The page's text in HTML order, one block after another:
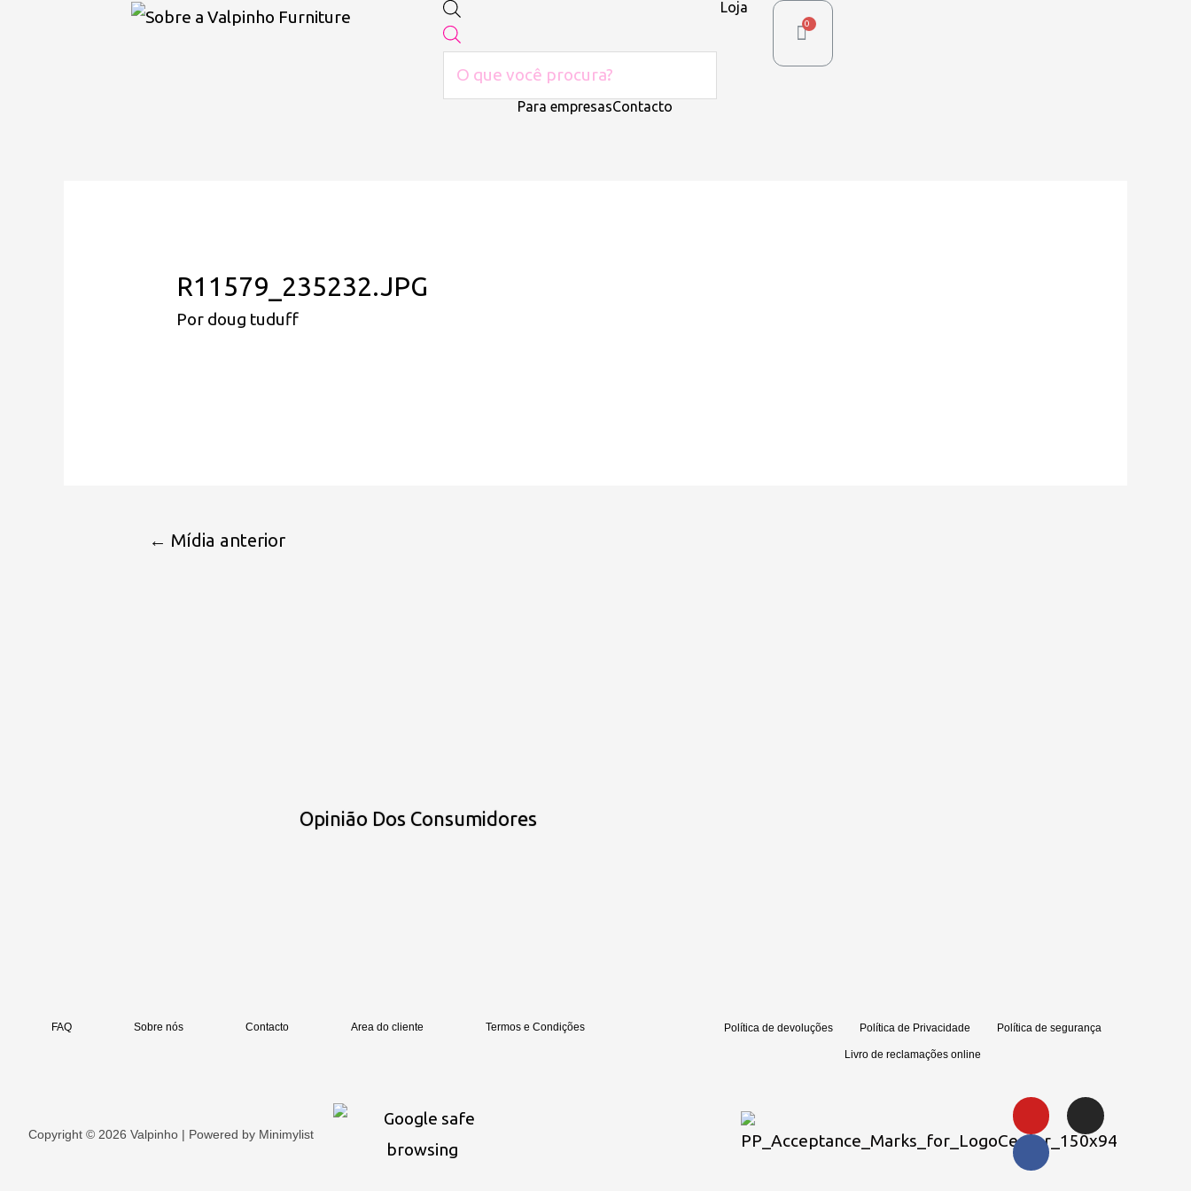
Loja
Para empresasContacto
R11579_235232.JPG
Por doug tuduff
← Mídia anterior
Opinião Dos Consumidores
FAQ Sobre nós Contacto Area do cliente Termos e Condições Política de devoluções Política de Privacidade Política de segurança
Livro de reclamações online
Copyright © 2026 Valpinho | Powered by Minimylist